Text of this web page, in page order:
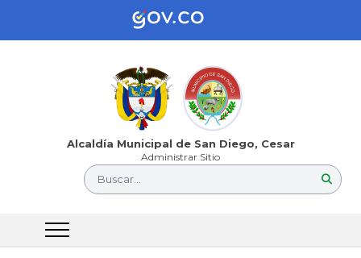
Alcaldía Municipal de San Diego, Cesar
Administrar Sitio
Buscar...